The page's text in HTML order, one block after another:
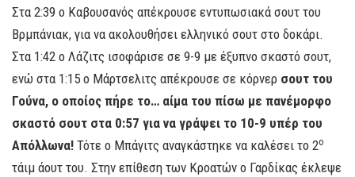
Στα 2:39 ο Καβουσανός απέκρουσε εντυπωσιακά σουτ του
Βρμπάνιακ, για να ακολουθήσει ελληνικό σουτ στο δοκάρι.
Στα 1:42 ο Λάζιτς ισοφάρισε σε 9-9 με έξυπνο σκαστό σουτ,
ενώ στα 1:15 ο Μάρτσελιτς απέκρουσε σε κόρνερ σουτ του
Γούνα, ο οποίος πήρε το… αίμα του πίσω με πανέμορφο
σκαστό σουτ στα 0:57 για να γράψει το 10-9 υπέρ του
Απόλλωνα! Τότε ο Μπάγιτς αναγκάστηκε να καλέσει το 2ο
τάιμ άουτ του. Στην επίθεση των Κροατών ο Γαρδίκας έκλεψε